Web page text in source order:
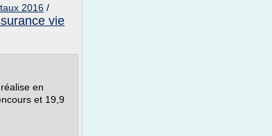
2016 /
vie
en
et 19,9